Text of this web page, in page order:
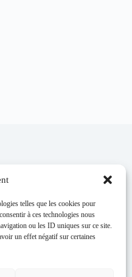
telles que les cookies pour
à ces technologies nous
ou les ID uniques sur ce site.
un effet négatif sur certaines
sur